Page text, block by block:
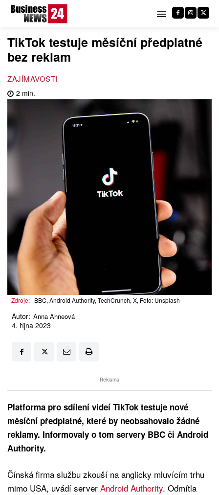
TikTok testuje měsíční předplatné
bez reklam
ZAJÍMAVOSTI
2 min.
Zdroje: BBC, Android Authority, TechCrunch, X, Foto: Unsplash
Autor: Anna Ahneová
4. října 2023
Reklama
Platforma pro sdílení videí TikTok testuje nové
měsíční předplatné, které by neobsahovalo žádné
reklamy. Informovaly o tom servery BBC či Android
Authority.
Čínská firma službu zkouší na anglicky mluvícím trhu
mimo USA, uvádí server Android Authority. Odmítla